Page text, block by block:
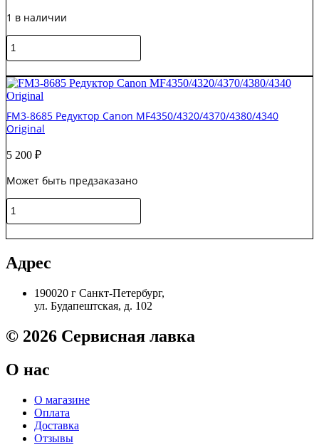
мотором
LJ
M725
1 в наличии
Количество
товара
60186
Мотор
планшетного
сканера
HP
M1522/
Original
FM3-8685 Редуктор Canon MF4350/4320/4370/4380/4340
Original
5 200 ₽
Может быть предзаказано
Количество
товара
8685
Редуктор
Canon
Original
Адрес
190020 г Санкт-Петербург,
ул. Будапештская, д. 102
© 2026 Сервисная лавка
О нас
О магазине
Оплата
Доставка
Отзывы